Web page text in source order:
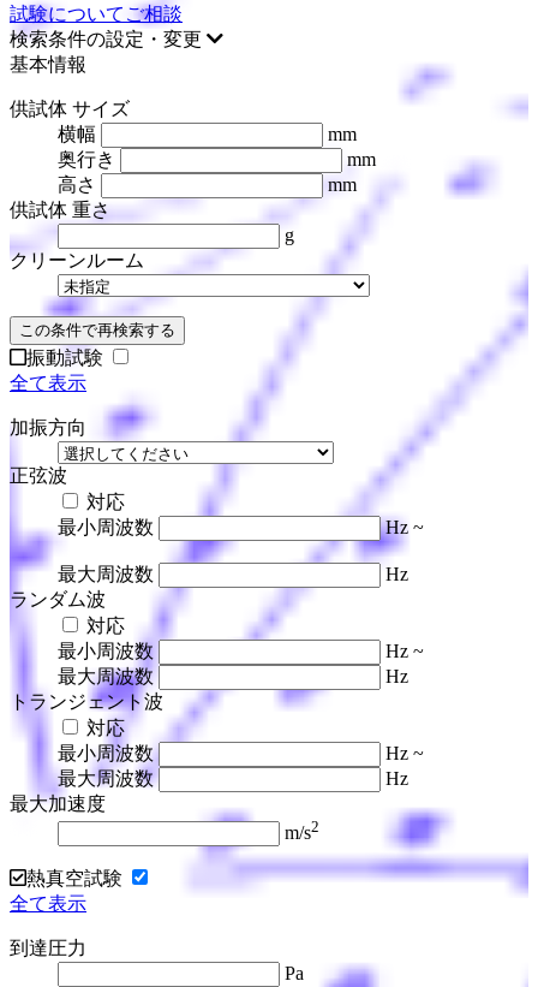
試験についてご相談
検索条件の設定・変更
基本情報
供試体 サイズ
横幅
mm
奥行き
mm
高さ
mm
供試体 重さ
g
クリーンルーム
この条件で再検索する
振動試験
全て表示
加振方向
正弦波
対応
最小周波数
Hz ~
最大周波数
Hz
ランダム波
対応
最小周波数
Hz ~
最大周波数
Hz
トランジェント波
対応
最小周波数
Hz ~
最大周波数
Hz
最大加速度
m/s2
熱真空試験
全て表示
到達圧力
Pa